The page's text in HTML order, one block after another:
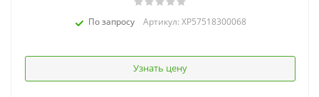
По запросу Артикул: XP57518300068
Узнать цену